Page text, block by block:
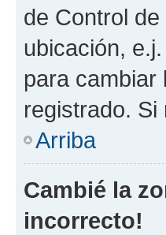
de Control
ubicación,
para cambiar
registrado.
Arriba
Cambié la
incorrecto!